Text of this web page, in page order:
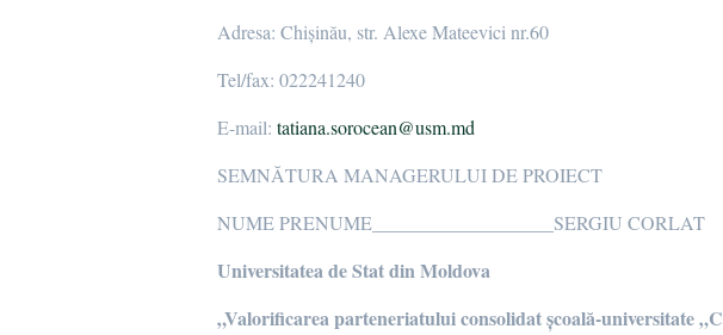
Adresa: Chișinău, str. Alexe Mateevici nr.60
Tel/fax: 022241240
E-mail: tatiana.sorocean@usm.md
SEMNĂTURA MANAGERULUI DE PROIECT
NUME PRENUME___________________SERGIU CORLAT
Universitatea de Stat din Moldova
„Valorificarea parteneriatului consolidat școală-universitate